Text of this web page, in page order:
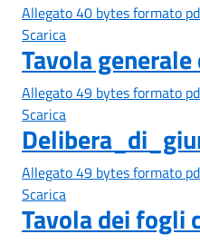
Allegato 40 bytes formato
Scarica
Tavola
Allegato 49 bytes formato
Scarica
Allegato 49 bytes formato
Scarica
Tavola dei fogli